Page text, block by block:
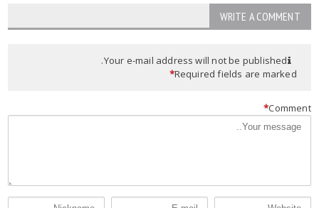
WRITE A COMMENT
Your e-mail address will not be published.
Required fields are marked
*
*